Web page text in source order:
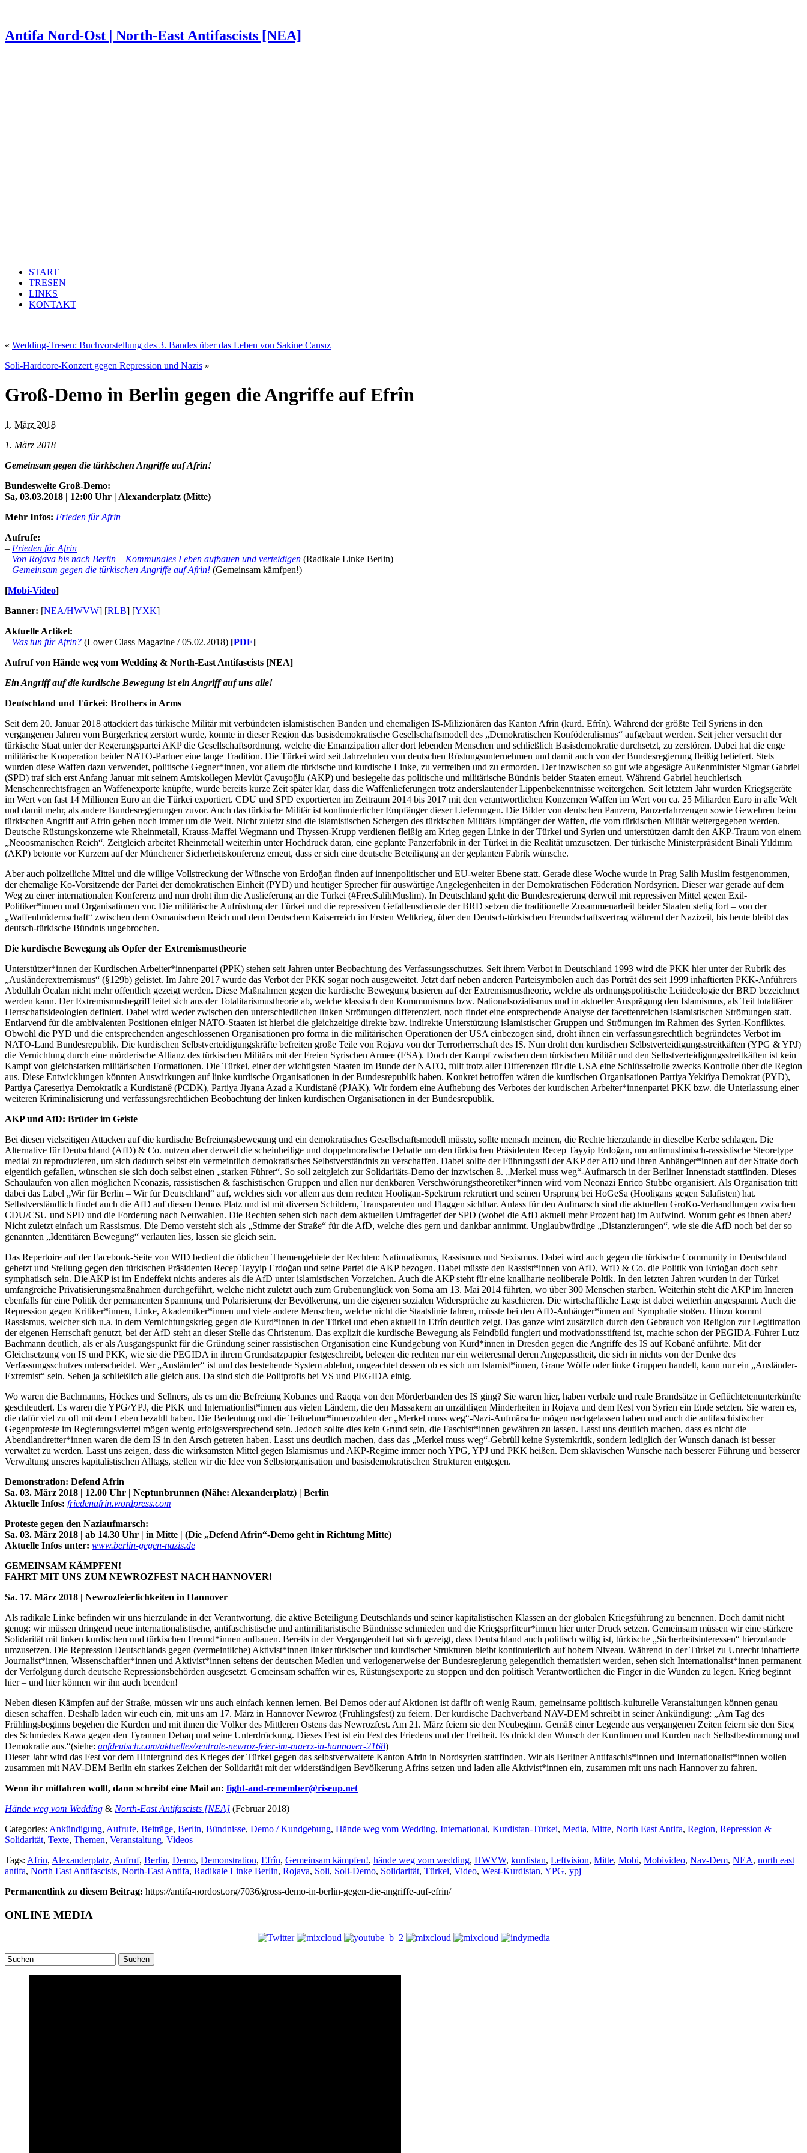
Antifa Nord-Ost | North-East Antifascists [NEA]
START
TRESEN
LINKS
KONTAKT
« Wedding-Tresen: Buchvorstellung des 3. Bandes über das Leben von Sakine Cansız
Soli-Hardcore-Konzert gegen Repression und Nazis »
Groß-Demo in Berlin gegen die Angriffe auf Efrîn
1. März 2018
1. März 2018
Gemeinsam gegen die türkischen Angriffe auf Afrin!
Bundesweite Groß-Demo:
Sa, 03.03.2018 | 12:00 Uhr | Alexanderplatz (Mitte)
Mehr Infos: Frieden für Afrin
Aufrufe:
– Frieden für Afrin
– Von Rojava bis nach Berlin – Kommunales Leben aufbauen und verteidigen (Radikale Linke Berlin)
– Gemeinsam gegen die türkischen Angriffe auf Afrin! (Gemeinsam kämfpen!)
[Mobi-Video]
Banner: [NEA/HWVW] [RLB] [YXK]
Aktuelle Artikel:
– Was tun für Afrin? (Lower Class Magazine / 05.02.2018) [PDF]
Aufruf von Hände weg vom Wedding & North-East Antifascists [NEA]
Ein Angriff auf die kurdische Bewegung ist ein Angriff auf uns alle!
Deutschland und Türkei: Brothers in Arms
Seit dem 20. Januar 2018 attackiert das türkische Militär mit verbündeten islamistischen Banden und ehemaligen IS-Milizionären das Kanton Afrin (kurd. Efrîn). Während der größte Teil Syriens in den
vergangenen Jahren vom Bürgerkrieg zerstört wurde, konnte in dieser Region das basisdemokratische Gesellschaftsmodell des „Demokratischen Konföderalismus“ aufgebaut werden. Seit jeher versucht der
türkische Staat unter der Regerungspartei AKP die Gesellschaftsordnung, welche die Emanzipation aller dort lebenden Menschen und schließlich Basisdemokratie durchsetzt, zu zerstören. Dabei hat die enge
militärische Kooperation beider NATO-Partner eine lange Tradition. Die Türkei wird seit Jahrzehnten von deutschen Rüstungsunternehmen und damit auch von der Bundesregierung fleißig beliefert. Stets
wurden diese Waffen dazu verwendet, politische Gegner*innen, vor allem die türkische und kurdische Linke, zu vertreiben und zu ermorden. Der inzwischen so gut wie abgesägte Außenminister Sigmar Gabriel
(SPD) traf sich erst Anfang Januar mit seinem Amtskollegen Mevlüt Çavuşoğlu (AKP) und besiegelte das politische und militärische Bündnis beider Staaten erneut. Während Gabriel heuchlerisch
Menschenrechtsfragen an Waffenexporte knüpfte, wurde bereits kurze Zeit später klar, dass die Waffenlieferungen trotz anderslautender Lippenbekenntnisse weitergehen. Seit letztem Jahr wurden Kriegsgeräte
im Wert von fast 14 Millionen Euro an die Türkei exportiert. CDU und SPD exportierten im Zeitraum 2014 bis 2017 mit den verantwortlichen Konzernen Waffen im Wert von ca. 25 Miliarden Euro in alle Welt
und damit mehr, als andere Bundesregierungen zuvor. Auch das türkische Militär ist kontinuierlicher Empfänger dieser Lieferungen. Die Bilder von deutschen Panzern, Panzerfahrzeugen sowie Gewehren beim
türkischen Angriff auf Afrin gehen noch immer um die Welt. Nicht zuletzt sind die islamistischen Schergen des türkischen Militärs Empfänger der Waffen, die vom türkischen Militär weitergegeben werden.
Deutsche Rüstungskonzerne wie Rheinmetall, Krauss-Maffei Wegmann und Thyssen-Krupp verdienen fleißig am Krieg gegen Linke in der Türkei und Syrien und unterstützen damit den AKP-Traum von einem
„Neoosmanischen Reich“. Zeitgleich arbeitet Rheinmetall weiterhin unter Hochdruck daran, eine geplante Panzerfabrik in der Türkei in die Realität umzusetzen. Der türkische Ministerpräsident Binali Yıldırım
(AKP) betonte vor Kurzem auf der Münchener Sicherheitskonferenz erneut, dass er sich eine deutsche Beteiligung an der geplanten Fabrik wünsche.
Aber auch polizeiliche Mittel und die willige Vollstreckung der Wünsche von Erdoğan finden auf innenpolitischer und EU-weiter Ebene statt. Gerade diese Woche wurde in Prag Salih Muslim festgenommen,
der ehemalige Ko-Vorsitzende der Partei der demokratischen Einheit (PYD) und heutiger Sprecher für auswärtige Angelegenheiten in der Demokratischen Föderation Nordsyrien. Dieser war gerade auf dem
Weg zu einer internationalen Konferenz und nun droht ihm die Auslieferung an die Türkei (#FreeSalihMuslim). In Deutschland geht die Bundesregierung derweil mit repressiven Mittel gegen Exil-
Politiker*innen und Organisationen vor. Die militärische Aufrüstung der Türkei und die repressiven Gefallensdienste der BRD setzen die traditionelle Zusammenarbeit beider Staaten stetig fort – von der
„Waffenbrüdernschaft“ zwischen dem Osmanischem Reich und dem Deutschem Kaiserreich im Ersten Weltkrieg, über den Deutsch-türkischen Freundschaftsvertrag während der Nazizeit, bis heute bleibt das
deutsch-türkische Bündnis ungebrochen.
Die kurdische Bewegung als Opfer der Extremismustheorie
Unterstützer*innen der Kurdischen Arbeiter*innenpartei (PPK) stehen seit Jahren unter Beobachtung des Verfassungsschutzes. Seit ihrem Verbot in Deutschland 1993 wird die PKK hier unter der Rubrik des
„Ausländerextremismus“ (§129b) gelistet. Im Jahre 2017 wurde das Verbot der PKK sogar noch ausgeweitet. Jetzt darf neben anderen Parteisymbolen auch das Porträt des seit 1999 inhaftierten PKK-Anführers
Abdullah Öcalan nicht mehr öffentlich gezeigt werden. Diese Maßnahmen gegen die kurdische Bewegung basieren auf der Extremismustheorie, welche als ordnungspolitische Leitideologie der BRD bezeichnet
werden kann. Der Extremismusbegriff leitet sich aus der Totalitarismustheorie ab, welche klassisch den Kommunismus bzw. Nationalsozialismus und in aktueller Ausprägung den Islamismus, als Teil totalitärer
Herrschaftsideologien definiert. Dabei wird weder zwischen den unterschiedlichen linken Strömungen differenziert, noch findet eine entsprechende Analyse der facettenreichen islamistischen Strömungen statt.
Entlarvend für die ambivalenten Positionen einiger NATO-Staaten ist hierbei die gleichzeitige direkte bzw. indirekte Unterstützung islamistischer Gruppen und Strömungen im Rahmen des Syrien-Konfliktes.
Obwohl die PYD und die entsprechenden angeschlossenen Organisationen pro forma in die militärischen Operationen der USA einbezogen sind, droht ihnen ein verfassungsrechtlich begründetes Verbot im
NATO-Land Bundesrepublik. Die kurdischen Selbstverteidigungskräfte befreiten große Teile von Rojava von der Terrorherrschaft des IS. Nun droht den kurdischen Selbstverteidigungsstreitkäften (YPG & YPJ)
die Vernichtung durch eine mörderische Allianz des türkischen Militärs mit der Freien Syrischen Armee (FSA). Doch der Kampf zwischen dem türkischen Militär und den Selbstverteidigungsstreitkäften ist kein
Kampf von gleichstarken militärischen Formationen. Die Türkei, einer der wichtigsten Staaten im Bunde der NATO, füllt trotz aller Differenzen für die USA eine Schlüsselrolle zwecks Kontrolle über die Region
aus. Diese Entwicklungen könnten Auswirkungen auf linke kurdische Organisationen in der Bundesrepublik haben. Konkret betroffen wären die kurdischen Organisationen Partiya Yekitîya Demokrat (PYD),
Partiya Çareseriya Demokratik a Kurdistanê (PCDK), Partiya Jiyana Azad a Kurdistanê (PJAK). Wir fordern eine Aufhebung des Verbotes der kurdischen Arbeiter*innenpartei PKK bzw. die Unterlassung einer
weiteren Kriminalisierung und verfassungsrechtlichen Beobachtung der linken kurdischen Organisationen in der Bundesrepublik.
AKP und AfD: Brüder im Geiste
Bei diesen vielseitigen Attacken auf die kurdische Befreiungsbewegung und ein demokratisches Gesellschaftsmodell müsste, sollte mensch meinen, die Rechte hierzulande in dieselbe Kerbe schlagen. Die
Alternative für Deutschland (AfD) & Co. nutzen aber derweil die scheinheilige und doppelmoralische Debatte um den türkischen Präsidenten Recep Tayyip Erdoğan, um antimuslimisch-rassistische Steoretype
medial zu reproduzieren, um sich dadurch selbst ein vermeintlich demokratisches Selbstverständnis zu verschaffen. Dabei sollte der Führungsstil der AKP der AfD und ihren Anhänger*innen auf der Straße doch
eigentlich gefallen, wünschen sie sich doch selbst einen „starken Führer“. So soll zeitgleich zur Solidaritäts-Demo der inzwischen 8. „Merkel muss weg“-Aufmarsch in der Berliner Innenstadt stattfinden. Dieses
Schaulaufen von allen möglichen Neonazis, rassistischen & faschistischen Gruppen und allen nur denkbaren Verschwörungstheoretiker*innen wird vom Neonazi Enrico Stubbe organisiert. Als Organisation tritt
dabei das Label „Wir für Berlin – Wir für Deutschland“ auf, welches sich vor allem aus dem rechten Hooligan-Spektrum rekrutiert und seinen Ursprung bei HoGeSa (Hooligans gegen Salafisten) hat.
Selbstverständlich findet auch die AfD auf diesen Demos Platz und ist mit diversen Schildern, Transparenten und Flaggen sichtbar. Anlass für den Aufmarsch sind die aktuellen GroKo-Verhandlungen zwischen
CDU/CSU und SPD und die Forderung nach Neuwahlen. Die Rechten sehen sich nach dem aktuellen Umfragetief der SPD (wobei die AfD aktuell mehr Prozent hat) im Aufwind. Worum geht es ihnen aber?
Nicht zuletzt einfach um Rassismus. Die Demo versteht sich als „Stimme der Straße“ für die AfD, welche dies gern und dankbar annimmt. Unglaubwürdige „Distanzierungen“, wie sie die AfD noch bei der so
genannten „Identitären Bewegung“ verlauten lies, lassen sie gleich sein.
Das Repertoire auf der Facebook-Seite von WfD bedient die üblichen Themengebiete der Rechten: Nationalismus, Rassismus und Sexismus. Dabei wird auch gegen die türkische Community in Deutschland
gehetzt und Stellung gegen den türkischen Präsidenten Recep Tayyip Erdoğan und seine Partei die AKP bezogen. Dabei müsste den Rassist*innen von AfD, WfD & Co. die Politik von Erdoğan doch sehr
symphatisch sein. Die AKP ist im Endeffekt nichts anderes als die AfD unter islamistischen Vorzeichen. Auch die AKP steht für eine knallharte neoliberale Poltik. In den letzten Jahren wurden in der Türkei
umfangreiche Privatisierungsmaßnahmen durchgeführt, welche nicht zuletzt auch zum Grubenunglück von Soma am 13. Mai 2014 führten, wo über 300 Menschen starben. Weiterhin steht die AKP im Inneren
ebenfalls für eine Politik der permanenten Spannung und Polarisierung der Bevölkerung, um die eigenen sozialen Widersprüche zu kaschieren. Die wirtschaftliche Lage ist dabei weiterhin angespannt. Auch die
Repression gegen Kritiker*innen, Linke, Akademiker*innen und viele andere Menschen, welche nicht die Staatslinie fahren, müsste bei den AfD-Anhänger*innen auf Symphatie stoßen. Hinzu kommt
Rassismus, welcher sich u.a. in dem Vernichtungskrieg gegen die Kurd*innen in der Türkei und eben aktuell in Efrîn deutlich zeigt. Das ganze wird zusätzlich durch den Gebrauch von Religion zur Legitimation
der eigenen Herrschaft genutzt, bei der AfD steht an dieser Stelle das Christenum. Das explizit die kurdische Bewegung als Feindbild fungiert und motivationsstiftend ist, machte schon der PEGIDA-Führer Lutz
Bachmann deutlich, als er als Ausgangspunkt für die Gründung seiner rassistischen Organisation eine Kundgebung von Kurd*innen in Dresden gegen die Angriffe des IS auf Kobanê anführte. Mit der
Gleichsetzung von IS und PKK, wie sie die PEGIDA in ihrem Grundsatzpapier festgeschreibt, belegen die rechten nur ein weiteresmal deren Angepasstheit, die sich in nichts von der Denke des
Verfassungsschutzes unterscheidet. Wer „Ausländer“ ist und das bestehende System ablehnt, ungeachtet dessen ob es sich um Islamist*innen, Graue Wölfe oder linke Gruppen handelt, kann nur ein „Ausländer-
Extremist“ sein. Sehen ja schließlich alle gleich aus. Da sind sich die Politprofis bei VS und PEGIDA einig.
Wo waren die Bachmanns, Höckes und Sellners, als es um die Befreiung Kobanes und Raqqa von den Mörderbanden des IS ging? Sie waren hier, haben verbale und reale Brandsätze in Geflüchtetenunterkünfte
geschleudert. Es waren die YPG/YPJ, die PKK und Internationlist*innen aus vielen Ländern, die den Massakern an unzähligen Minderheiten in Rojava und dem Rest von Syrien ein Ende setzten. Sie waren es,
die dafür viel zu oft mit dem Leben bezahlt haben. Die Bedeutung und die Teilnehmr*innenzahlen der „Merkel muss weg“-Nazi-Aufmärsche mögen nachgelassen haben und auch die antifaschistischer
Gegenproteste im Regierungsviertel mögen wenig erfolgsversprechend sein. Jedoch sollte dies kein Grund sein, die Faschist*innen gewähren zu lassen. Lasst uns deutlich machen, dass es nicht die
Abendlandretter*innen waren die dem IS in den Arsch getreten haben. Lasst uns deutlich machen, dass das „Merkel muss weg“-Gebrüll keine Systemkritik, sondern lediglich der Wunsch danach ist besser
verwaltet zu werden. Lasst uns zeigen, dass die wirksamsten Mittel gegen Islamismus und AKP-Regime immer noch YPG, YPJ und PKK heißen. Dem sklavischen Wunsche nach besserer Führung und besserer
Verwaltung unseres kapitalistischen Alltags, stellen wir die Idee von Selbstorganisation und basisdemokratischen Strukturen entgegen.
Demonstration: Defend Afrin
Sa. 03. März 2018 | 12.00 Uhr | Neptunbrunnen (Nähe: Alexanderplatz) | Berlin
Aktuelle Infos: friedenafrin.wordpress.com
Proteste gegen den Naziaufmarsch:
Sa. 03. März 2018 | ab 14.30 Uhr | in Mitte | (Die „Defend Afrin“-Demo geht in Richtung Mitte)
Aktuelle Infos unter: www.berlin-gegen-nazis.de
GEMEINSAM KÄMPFEN!
FAHRT MIT UNS ZUM NEWROZFEST NACH HANNOVER!
Sa. 17. März 2018 | Newrozfeierlichkeiten in Hannover
Als radikale Linke befinden wir uns hierzulande in der Verantwortung, die aktive Beteiligung Deutschlands und seiner kapitalistischen Klassen an der globalen Kriegsführung zu benennen. Doch damit nicht
genug: wir müssen dringend neue internationalistische, antifaschistische und antimilitaristische Bündnisse schmieden und die Kriegsprfiteur*innen hier unter Druck setzen. Gemeinsam müssen wir eine stärkere
Solidarität mit linken kurdischen und türkischen Freund*innen aufbauen. Bereits in der Vergangenheit hat sich gezeigt, dass Deutschland auch politisch willig ist, türkische „Sicherheitsinteressen“ hierzulande
umzusetzen. Die Repression Deutschlands gegen (vermeintliche) Aktivist*innen linker türkischer und kurdischer Strukturen bleibt kontinuierlich auf hohem Niveau. Während in der Türkei zu Unrecht inhaftierte
Journalist*innen, Wissenschaftler*innen und Aktivist*innen seitens der deutschen Medien und verlogenerweise der Bundesregierung gelegentlich thematisiert werden, sehen sich Internationalist*innen permanent
der Verfolgung durch deutsche Repressionsbehörden ausgesetzt. Gemeinsam schaffen wir es, Rüstungsexporte zu stoppen und den politisch Verantwortlichen die Finger in die Wunden zu legen. Krieg beginnt
hier – und hier können wir ihn auch beenden!
Neben diesen Kämpfen auf der Straße, müssen wir uns auch einfach kennen lernen. Bei Demos oder auf Aktionen ist dafür oft wenig Raum, gemeinsame politisch-kulturelle Veranstaltungen können genau
diesen schaffen. Deshalb laden wir euch ein, mit uns am 17. März in Hannover Newroz (Frühlingsfest) zu feiern. Der kurdische Dachverband NAV-DEM schreibt in seiner Ankündigung: „Am Tag des
Frühlingsbeginns begehen die Kurden und mit ihnen die Völker des Mittleren Ostens das Newrozfest. Am 21. März feiern sie den Neubeginn. Gemäß einer Legende aus vergangenen Zeiten feiern sie den Sieg
des Schmiedes Kawa gegen den Tyrannen Dehaq und seine Unterdrückung. Dieses Fest ist ein Fest des Friedens und der Freiheit. Es drückt den Wunsch der Kurdinnen und Kurden nach Selbstbestimmung und
Demokratie aus.“(siehe: anfdeutsch.com/aktuelles/zentrale-newroz-feier-im-maerz-in-hannover-2168)
Dieser Jahr wird das Fest vor dem Hintergrund des Krieges der Türkei gegen das selbstverwaltete Kanton Afrin in Nordsyrien stattfinden. Wir als Berliner Antifaschis*innen und Internationalist*innen wollen
zusammen mit NAV-DEM Berlin ein starkes Zeichen der Solidarität mit der widerständigen Bevölkerung Afrins setzen und laden alle Aktivist*innen ein, zusammen mit uns nach Hannover zu fahren.
Wenn ihr mitfahren wollt, dann schreibt eine Mail an: fight-and-remember@riseup.net
Hände weg vom Wedding & North-East Antifascists [NEA] (Februar 2018)
Categories: Ankündigung, Aufrufe, Beiträge, Berlin, Bündnisse, Demo / Kundgebung, Hände weg vom Wedding, International, Kurdistan-Türkei, Media, Mitte, North East Antifa, Region, Repression &
Solidarität, Texte, Themen, Veranstaltung, Videos
Tags: Afrin, Alexanderplatz, Aufruf, Berlin, Demo, Demonstration, Efrîn, Gemeinsam kämpfen!, hände weg vom wedding, HWVW, kurdistan, Leftvision, Mitte, Mobi, Mobivideo, Nav-Dem, NEA, north east
antifa, North East Antifascists, North-East Antifa, Radikale Linke Berlin, Rojava, Soli, Soli-Demo, Solidarität, Türkei, Video, West-Kurdistan, YPG, ypj
Permanentlink zu diesem Beitrag: https://antifa-nordost.org/7036/gross-demo-in-berlin-gegen-die-angriffe-auf-efrin/
ONLINE MEDIA
Suchen